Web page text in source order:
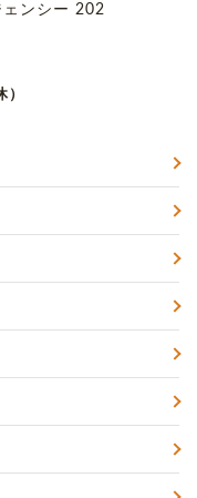
ェンシー 202